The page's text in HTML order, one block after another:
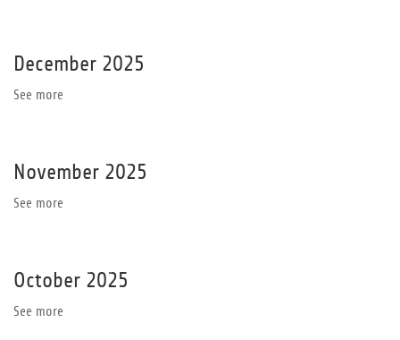
December 2025
See more
November 2025
See more
October 2025
See more